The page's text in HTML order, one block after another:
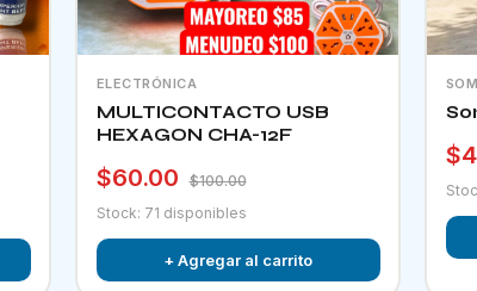
ELECTRÓNICA
MULTICONTACTO USB
HEXAGON CHA-12F
$60.00
$100.00
Stock: 71 disponibles
+ Agregar al carrito